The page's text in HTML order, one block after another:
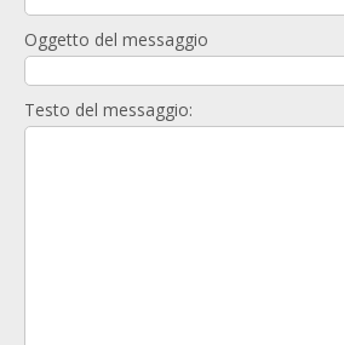
Oggetto del messaggio
Testo del messaggio: